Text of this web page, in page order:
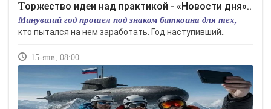
Торжество идеи над практикой - «Новости дня»..
Минувший год прошел под знаком биткоина для тех,
кто пытался на нем заработать. Год наступивший..
15-янв, 08:00